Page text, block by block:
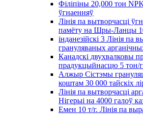
Філіпіны 20,000 тон
ўгнаенняў
Лінія па вытворчасці
памёту на Шры-Ланцы
інданезійскі 3 Лінія па
грануляваных
Канадскі двухвалковы
прадукцыйнасцю 5 тон/
Алжыр Сістэмы
коштам 30 000 тайскіх
Лінія па вытворчасці
Нігерыі на 4000 галоў
Емен 10 т/г. Лінія па